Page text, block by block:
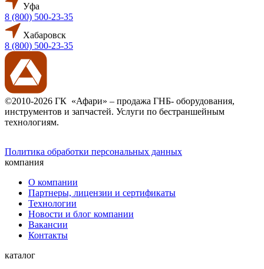
Уфа
8 (800) 500-23-35
Хабаровск
8 (800) 500-23-35
©2010-2026 ГК «Афари» – продажа ГНБ- оборудования,
инструментов и запчастей. Услуги по бестраншейным
технологиям.
Политика обработки персональных данных
компания
О компании
Партнеры, лицензии и сертификаты
Технологии
Новости и блог компании
Вакансии
Контакты
каталог